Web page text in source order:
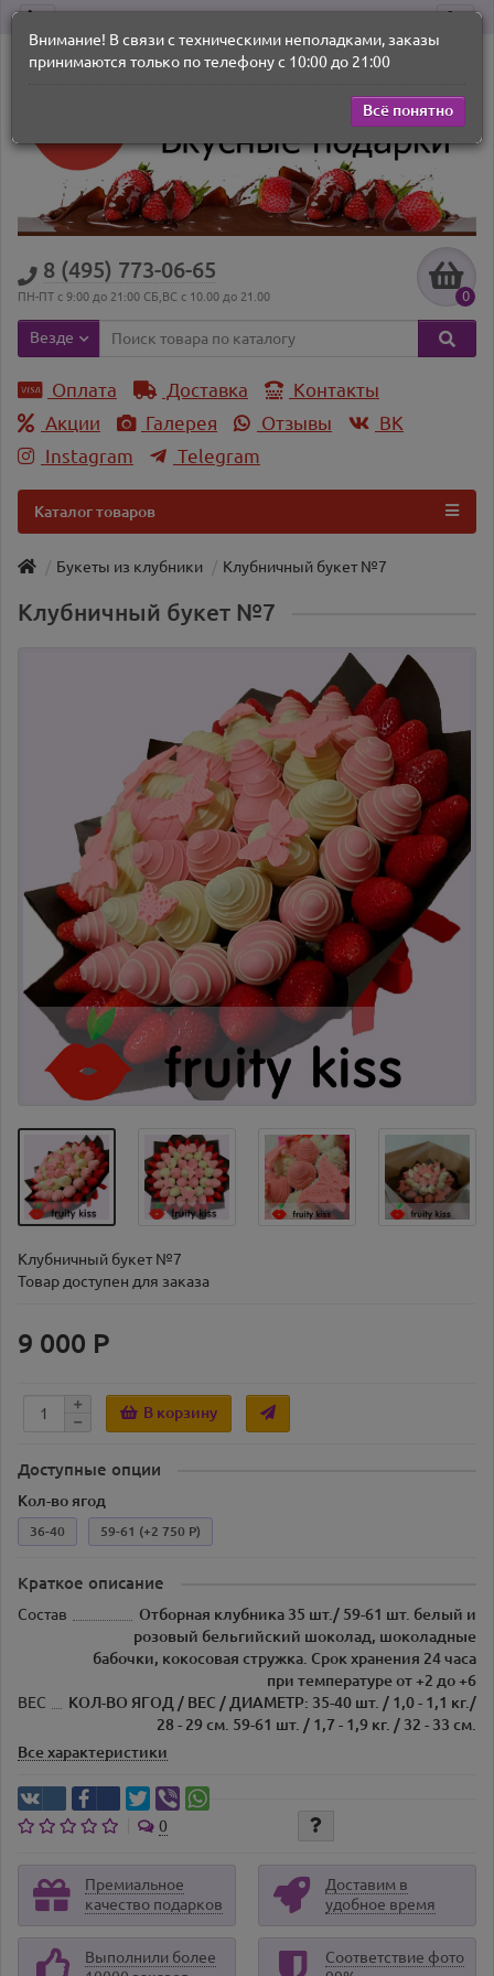
8 (495) 773-06-65
ПН-ПТ с 9:00 до 21:00 СБ,ВС с 10.00 до 21.00 0
Везде
Оплата Доставка
Контакты
Акции
Галерея Отзывы
ВK
Instagram
Telegram
Каталог товаров
Букеты из клубники Клубничный букет №7
Клубничный букет №7
Клубничный букет №7
Товар доступен для заказа
9 000 Р
В корзину
Доступные опции
Кол-во ягод
36-40 59-61 (+2 750 Р)
Краткое описание
Состав
Отборная клубника 35 шт./ 59-61 шт. белый и
розовый бельгийский шоколад, шоколадные
бабочки, кокосовая стружка. Срок хранения 24 часа
при температуре от +2 до +6
ВЕС
КОЛ-ВО ЯГОД / ВЕС / ДИАМЕТР: 35-40 шт. / 1,0 - 1,1 кг./
28 - 29 см. 59-61 шт. / 1,7 - 1,9 кг. / 32 - 33 см.
Все характеристики
0
Премиальное
качество подарков
Доставим в
удобное время
Выполнили более
Соответствие фото
Внимание! В связи с техническими неполадками, заказы
принимаются только по телефону с 10:00 до 21:00
Всё понятно